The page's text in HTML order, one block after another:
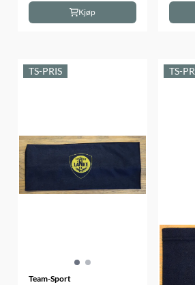
Kjøp
Team-Sport